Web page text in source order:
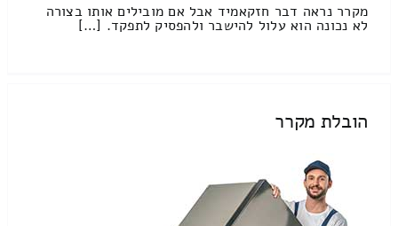
מקרר נראה דבר חזקאמיד אבל אם מובילים אותו בצורה
לא נכונה הוא עלול להישבר ולהפסיק לתפקד. […]
הובלת מקרר